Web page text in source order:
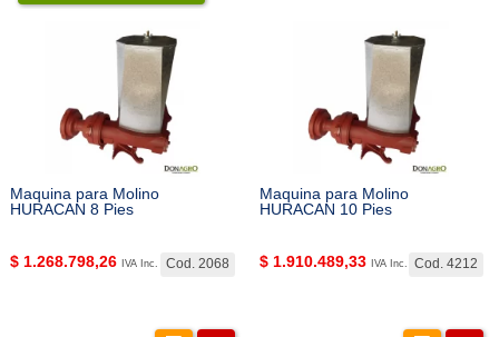
Maquina para Molino
HURACAN 8 Pies
Cod. 2068
$ 1.268.798,26 IVA Inc.
Maquina para Molino
HURACAN 10 Pies
Cod. 4212
$ 1.910.489,33 IVA Inc.